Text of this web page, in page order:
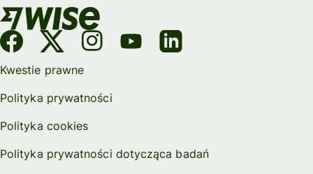
Kwestie prawne
Polityka prywatności
Polityka cookies
Polityka prywatności dotycząca badań